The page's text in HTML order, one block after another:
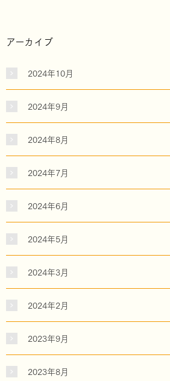
アーカイブ
2024年10月
2024年9月
2024年8月
2024年7月
2024年6月
2024年5月
2024年3月
2024年2月
2023年9月
2023年8月